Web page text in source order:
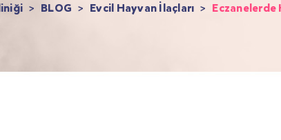
> BLOG > Evcil Hayvan İlaçları > Eczanelerde